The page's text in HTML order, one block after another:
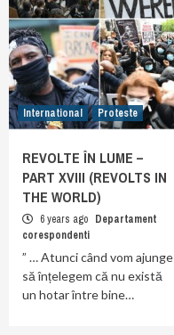
International Proteste
REVOLTE ÎN LUME –
PART XVIII (REVOLTS IN
THE WORLD)
6 years ago Departament
corespondenti
” … Atunci când vom ajunge
să înțelegem că nu există
un hotar între bine…